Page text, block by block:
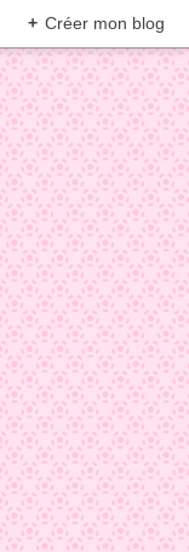
+ Créer mon blog